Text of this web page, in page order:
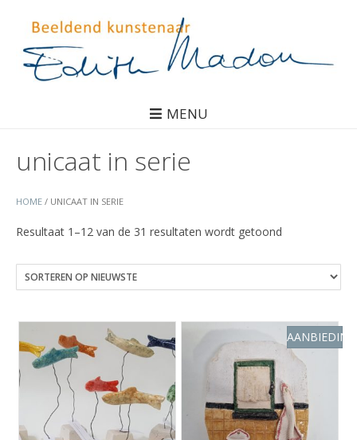
MENU
HOME / UNICAAT IN SERIE
unicaat in serie
Resultaat 1–12 van de 31 resultaten wordt getoond
nieuwste